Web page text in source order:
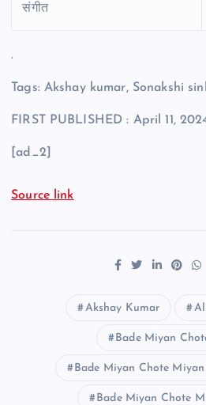
संगीत
.
Tags: Akshay kumar, Sonakshi
FIRST PUBLISHED : April 11,
[ad_2]
Source link
Akshay Kumar
Bade Miyan
Bade Miyan Chote
Bade Miyan Chote